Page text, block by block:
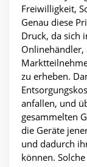
Freiwilligkeit,
Genau diese
Druck, da sich
Onlinehändler,
zu erheben.
anfallen, und
gesammelten
die Geräte
und dadurch
können.